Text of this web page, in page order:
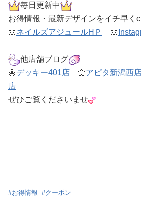
毎日更新中
お得情報・最新デザインをイチ早く
🌼ネイルズアジュールHＰ 🌼
他店舗ブログ
🌼デッキー401店 🌼アピタ新潟西
店
ぜひご覧くださいませ
#お得情報 #クーポン